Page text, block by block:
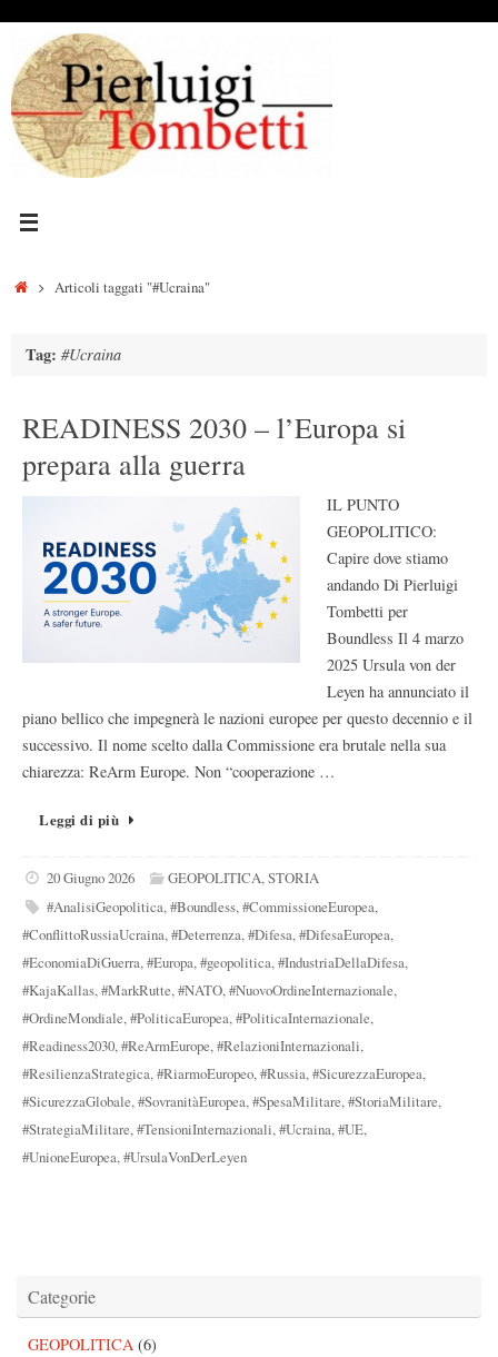
contenuto
HomeArticoli taggati "#Ucraina"
Tag: #Ucraina
READINESS 2030 – l’Europa si
prepara alla guerra
IL PUNTO
GEOPOLITICO:
Capire dove stiamo
andando Di Pierluigi
Tombetti per
Boundless Il 4 marzo
2025 Ursula von der
Leyen ha annunciato il
piano bellico che impegnerà le nazioni europee per questo decennio e il
successivo. Il nome scelto dalla Commissione era brutale nella sua
chiarezza: ReArm Europe. Non “cooperazione …
Leggi di più
20 Giugno 2026 GEOPOLITICA,STORIA
#AnalisiGeopolitica,#Boundless,#CommissioneEuropea,
#ConflittoRussiaUcraina,#Deterrenza,#Difesa,#DifesaEuropea,
#EconomiaDiGuerra,#Europa,#geopolitica,#IndustriaDellaDifesa,
#KajaKallas,#MarkRutte,#NATO,#NuovoOrdineInternazionale,
#OrdineMondiale,#PoliticaEuropea,#PoliticaInternazionale,
#Readiness2030,#ReArmEurope,#RelazioniInternazionali,
#ResilienzaStrategica,#RiarmoEuropeo,#Russia,#SicurezzaEuropea,
#SicurezzaGlobale,#SovranitàEuropea,#SpesaMilitare,#StoriaMilitare,
#StrategiaMilitare,#TensioniInternazionali,#Ucraina,#UE,
#UnioneEuropea,#UrsulaVonDerLeyen
Categorie
GEOPOLITICA (6)